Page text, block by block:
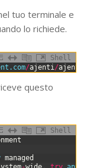
tuo terminale e
lo richiede.
Shell
.com/ajenti/ajenti
questo
Shell
managed